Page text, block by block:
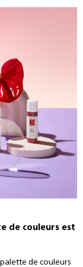
de couleurs est
de couleurs